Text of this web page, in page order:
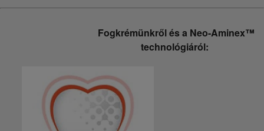
Fogkrémünkről és a Neo-Aminex™
technológiáról: